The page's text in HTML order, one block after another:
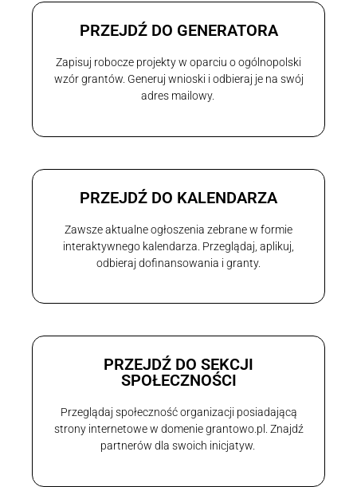
PRZEJDŹ DO GENERATORA
Zapisuj robocze projekty w oparciu o ogólnopolski
wzór grantów. Generuj wnioski i odbieraj je na swój
adres mailowy.
PRZEJDŹ DO KALENDARZA
Zawsze aktualne ogłoszenia zebrane w formie
interaktywnego kalendarza. Przeglądaj, aplikuj,
odbieraj dofinansowania i granty.
PRZEJDŹ DO SEKCJI
SPOŁECZNOŚCI
Przeglądaj społeczność organizacji posiadającą
strony internetowe w domenie grantowo.pl. Znajdź
partnerów dla swoich inicjatyw.